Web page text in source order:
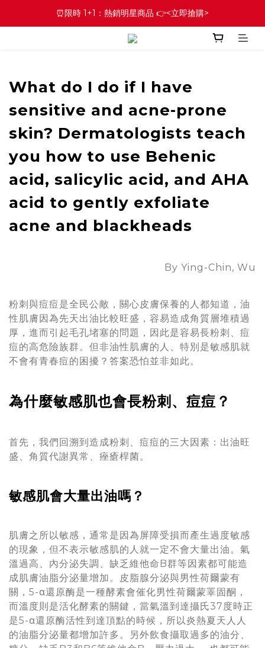
⏰限時 1+1：熱銷明星商品 👉<立即搶購>
What do I do if I have
sensitive and acne-prone
skin? Dermatologists teach
you how to use Behenic
acid, salicylic acid, and AHA
acid to gently exfoliate
acne and blackheads
By Ying-Chin, Wu
粉刺與痘痘是全民公敵，關心皮膚保養的人都知道，油
性肌膚因為先天出油比較旺盛，容易造成角質層堆積過
厚，進而引起毛孔堵塞的問題，因此是容易長粉刺、痘
痘的高危險族群。但非油性肌膚的人、特別是敏感肌就
不會有青春痘的困擾？答案恐怕並非如此。
為什麼敏感肌也會長粉刺、痘痘？
首先，我們回溯到造成粉刺、痘痘的三大因素：出油旺
盛、角質代謝異常、痤瘡桿菌。
敏感肌會大量出油嗎？
肌膚之所以敏感，通常是因為屏障受損而產生過度敏感
的現象，但不表示敏感肌的人就一定不會大量出油。氣
溫過高、內分泌失調、缺乏維他命B群等因素都可能造
成肌膚油脂分泌量增加。皮脂腺分泌與男性荷爾蒙有
關，5-α還原酶是一種酵素會催化男性荷爾蒙睪固酮，
而溫度則是活化酵素的關鍵，當氣溫到達攝氏37度時正
是5-α還原酶活性到達頂點的時候，所以炎熱夏天人人
的油脂分泌量都增加許多。另外飲食攝取過多的油分、